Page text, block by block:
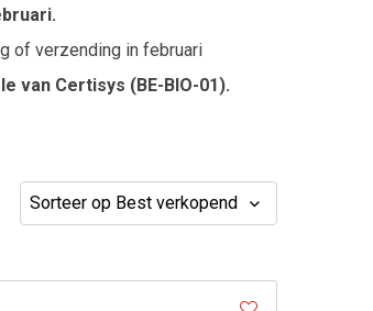
of verzending in februari
van Certisys (BE-BIO-01).